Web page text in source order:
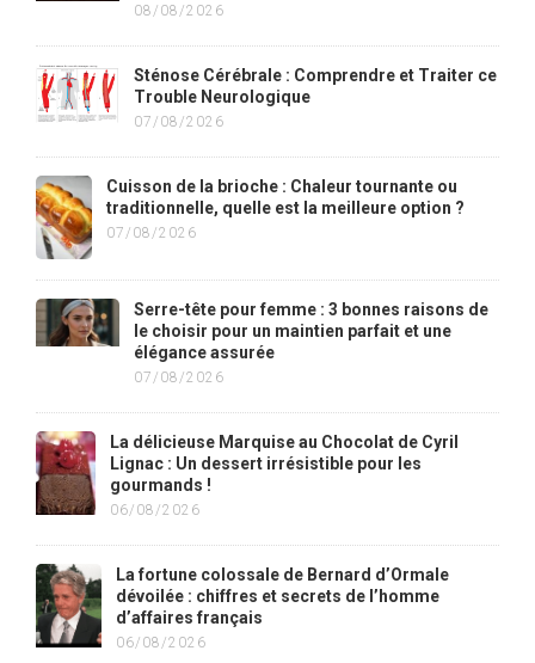
08/08/2026
Sténose Cérébrale : Comprendre et Traiter ce
Trouble Neurologique
07/08/2026
Cuisson de la brioche : Chaleur tournante ou
traditionnelle, quelle est la meilleure option ?
07/08/2026
Serre-tête pour femme : 3 bonnes raisons de
le choisir pour un maintien parfait et une
élégance assurée
07/08/2026
La délicieuse Marquise au Chocolat de Cyril
Lignac : Un dessert irrésistible pour les
gourmands !
06/08/2026
La fortune colossale de Bernard d’Ormale
dévoilée : chiffres et secrets de l’homme
d’affaires français
06/08/2026